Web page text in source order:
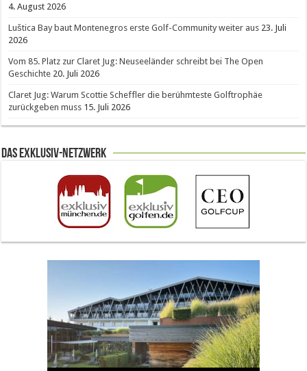
4. August 2026
Luštica Bay baut Montenegros erste Golf-Community weiter aus 23. Juli
2026
Vom 85. Platz zur Claret Jug: Neuseeländer schreibt bei The Open
Geschichte 20. Juli 2026
Claret Jug: Warum Scottie Scheffler die berühmteste Golftrophäe
zurückgeben muss 15. Juli 2026
Das Exklusiv-Netzwerk
The Open 2026 in Royal Birkdale: Warum der